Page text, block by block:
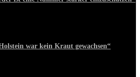
war kein Kraut gewachsen“